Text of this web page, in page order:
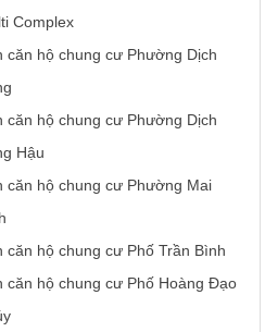
Complex
căn hộ chung cư Phường Dịch
căn hộ chung cư Phường Dịch
Hậu
căn hộ chung cư Phường Mai
căn hộ chung cư Phố Trần Bình
căn hộ chung cư Phố Hoàng Đạo